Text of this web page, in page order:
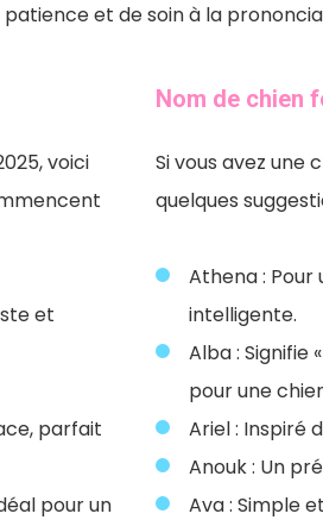
et de soin à la
voici
et
parfait
pour un
Nom de chien
Si vous avez une
quelques
Athena :
intelligente.
Alba : Signifie
pour une
Ariel : Inspiré
Anouk : Un
Ava : Simple